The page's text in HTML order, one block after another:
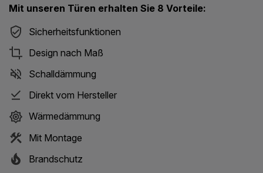
Mit unseren Türen erhalten Sie 8 Vorteile:
Sicherheitsfunktionen
Design nach Maß
Schalldämmung
Direkt vom Hersteller
Wärmedämmung
Mit Montage
Brandschutz